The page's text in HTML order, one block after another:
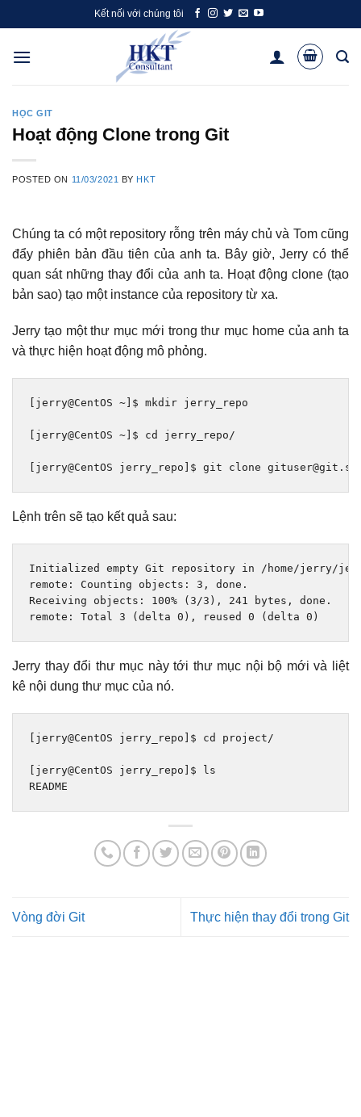
to
content
Kết nối với chúng tôi
HỌC GIT
Hoạt động Clone trong Git
POSTED ON 11/03/2021 BY HKT
Chúng ta có một repository rỗng trên máy chủ và Tom cũng
đẩy phiên bản đầu tiên của anh ta. Bây giờ, Jerry có thể
quan sát những thay đổi của anh ta. Hoạt động clone (tạo
bản sao) tạo một instance của repository từ xa.
Jerry tạo một thư mục mới trong thư mục home của anh ta
và thực hiện hoạt động mô phỏng.
jerry@CentOS ~] $ mkdir jerry_repo
jerry@CentOS ~] $ cd jerry_repo/
jerry@CentOS jerry_repo $ git clone gituser@git .
Lệnh trên sẽ tạo kết quả sau:
Initialized empty Git repository in / home /jerry/
remote : Counting objects : 3 , done .
Receiving objects : 100% ( 3 /3 ), 241 bytes , done .
remote : Total 3 ( delta 0 ), reused 0 ( delta 0 )
Jerry thay đổi thư mục này tới thư mục nội bộ mới và liệt
kê nội dung thư mục của nó.
[ jerry@CentOS jerry_repo ] $ cd project /
[ jerry@CentOS jerry_repo ] $ ls
README
Vòng đời Git Thực hiện thay đổi trong Git